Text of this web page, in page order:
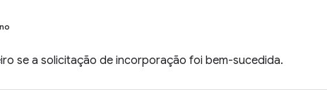
se a solicitação de incorporação foi bem-sucedida.